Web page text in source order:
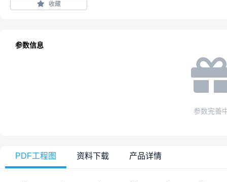
收藏
参数信息
参数完善
PDF工程图 资料下载 产品详情